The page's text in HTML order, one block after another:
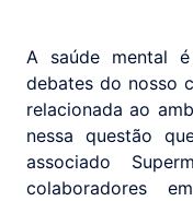
A saúde mental
debates do nosso
relacionada ao
nessa questão
associado
colaboradores